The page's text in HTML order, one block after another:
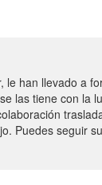
han llevado a
las tiene con la
Puedes seguir